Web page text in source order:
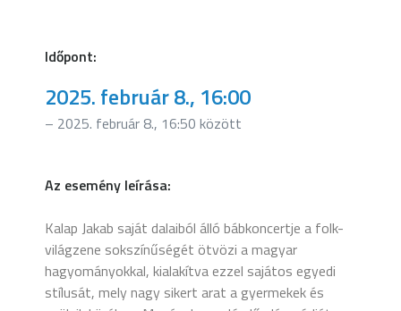
Időpont:
2025. február 8., 16:00
– 2025. február 8., 16:50 között
Az esemény leírása:
Kalap Jakab saját dalaiból álló bábkoncertje a folk-
világzene sokszínűségét ötvözi a magyar
hagyományokkal, kialakítva ezzel sajátos egyedi
stílusát, mely nagy sikert arat a gyermekek és